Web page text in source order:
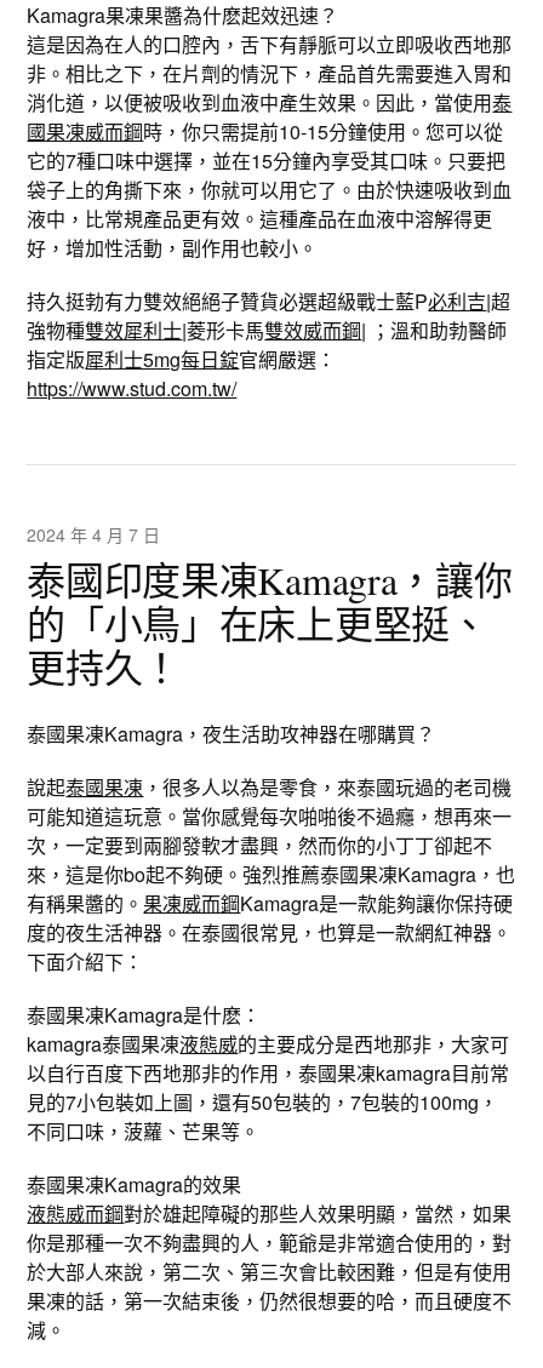
Kamagra果凍果醬為什麽起效迅速？
這是因為在人的口腔內，舌下有靜脈可以立即吸收西地那
非。相比之下，在片劑的情況下，產品首先需要進入胃和
消化道，以便被吸收到血液中產生效果。因此，當使用泰
國果凍威而鋼時，你只需提前10-15分鐘使用。您可以從
它的7種口味中選擇，並在15分鐘內享受其口味。只要把
袋子上的角撕下來，你就可以用它了。由於快速吸收到血
液中，比常規產品更有效。這種產品在血液中溶解得更
好，增加性活動，副作用也較小。
持久挺勃有力雙效絕絕子贊貨必選超級戰士藍P必利吉|超
強物種雙效犀利士|菱形卡馬雙效威而鋼| ；溫和助勃醫師
指定版犀利士5mg每日錠官網嚴選：
https://www.stud.com.tw/
2024 年 4 月 7 日
泰國印度果凍Kamagra，讓你
的「小鳥」在床上更堅挺、
更持久！
泰國果凍Kamagra，夜生活助攻神器在哪購買？
說起泰國果凍 ，很多人以為是零食，來泰國玩過的老司機
可能知道這玩意。當你感覺每次啪啪後不過癮，想再來一
次，一定要到兩腳發軟才盡興，然而你的小丁丁卻起不
來，這是你bo起不夠硬。強烈推薦泰國果凍Kamagra，也
有稱果醬的。 果凍威而鋼Kamagra是一款能夠讓你保持硬
度的夜生活神器。在泰國很常見，也算是一款網紅神器。
下面介紹下：
泰國果凍Kamagra是什麽：
kamagra泰國果凍液態威的主要成分是西地那非，大家可
以自行百度下西地那非的作用，泰國果凍kamagra目前常
見的7小包裝如上圖，還有50包裝的，7包裝的100mg，
不同口味，菠蘿、芒果等。
泰國果凍Kamagra的效果
液態威而鋼對於雄起障礙的那些人效果明顯，當然，如果
你是那種一次不夠盡興的人，範爺是非常適合使用的，對
於大部人來說，第二次、第三次會比較困難，但是有使用
果凍的話，第一次結束後，仍然很想要的哈，而且硬度不
減。